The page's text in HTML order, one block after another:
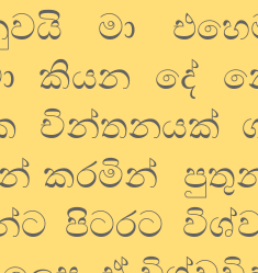
මා
කියන දේ
චින්තනයක්
කරමින්
පිටරට